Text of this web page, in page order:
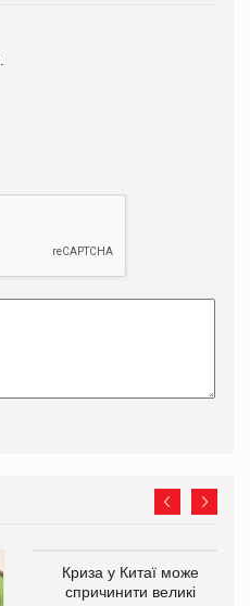
Криза у Китаї може
спричинити великі